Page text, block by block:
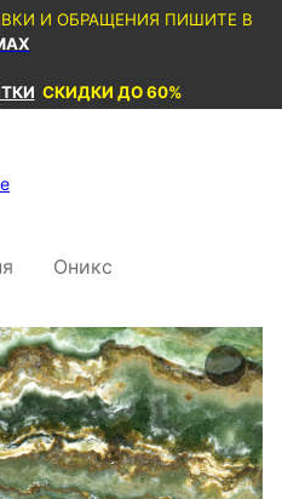
И ОБРАЩЕНИЯ ПИШИТЕ В
СКИДКИ ДО 60%
Оникс